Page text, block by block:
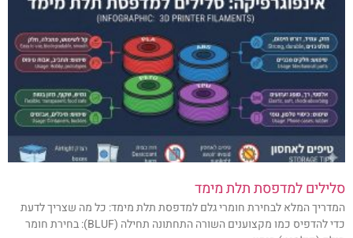
סלילים למדפסת תלת מימד
המדריך המלא לבחירת חומרי גלם למדפסת תלת מימד: כל מה שצריך לדעת
כדי להדפיס כמו מקצוענים השורה התחתונה תחילה (BLUF): בחירת חומר